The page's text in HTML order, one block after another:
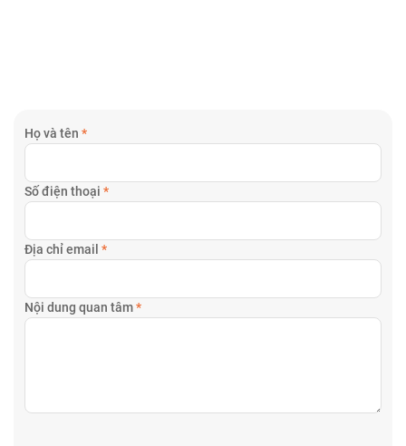
Họ và tên *
Số điện thoại *
Địa chỉ email *
Nội dung quan tâm*